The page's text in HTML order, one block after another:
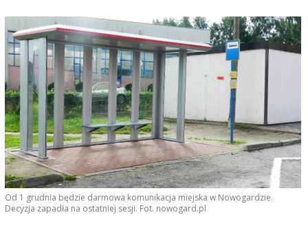
Od 1 grudnia będzie darmowa komunikacja miejska w Nowogardzie.
Decyzja zapadła na ostatniej sesji. Fot. nowogard.pl